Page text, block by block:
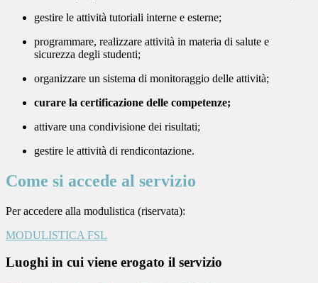
gestire le attività tutoriali interne e esterne;
programmare, realizzare attività in materia di salute e
sicurezza degli studenti;
organizzare un sistema di monitoraggio delle attività;
curare la certificazione delle competenze;
attivare una condivisione dei risultati;
gestire le attività di rendicontazione.
Come si accede al servizio
Per accedere alla modulistica (riservata):
MODULISTICA FSL
Luoghi in cui viene erogato il servizio